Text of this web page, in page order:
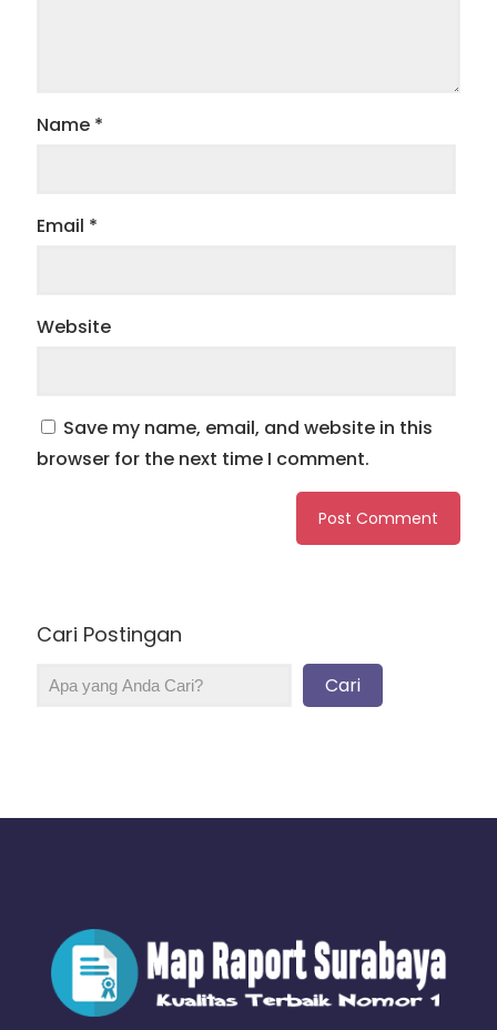
Name *
Email *
Website
Save my name, email, and website in this
browser for the next time I comment.
Cari Postingan
Cari